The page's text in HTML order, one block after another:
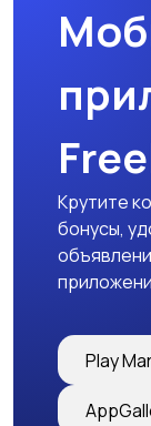
Крутите
бонусы,
Play